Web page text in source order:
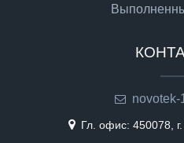
novotek-
Гл. офис: 450078,